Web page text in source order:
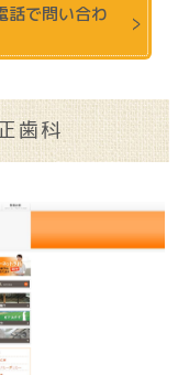
話で問い合わ
歯科